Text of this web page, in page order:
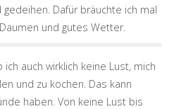
Dafür bräuchte ich mal
und gutes Wetter.
auch wirklich keine Lust, mich
und zu kochen. Das kann
haben. Von keine Lust bis